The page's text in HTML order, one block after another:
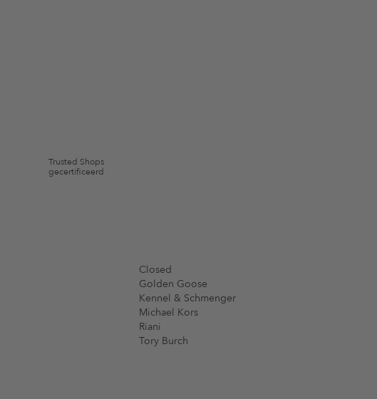
Trusted Shops
gecertificeerd
Closed
Golden Goose
Kennel & Schmenger
Michael Kors
Riani
Tory Burch